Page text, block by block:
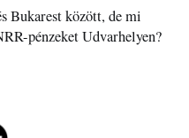
Bukarest között, de mi
pénzeket Udvarhelyen?